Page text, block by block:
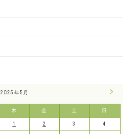
2025年5月
木 金 土 日
6月
1 2 3 4